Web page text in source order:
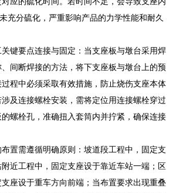
充分硫化，严重影响产品的力学性能和耐久
键要点连接与固定：当支座板与墩台采用焊
间断焊接的方法，将下支座板与墩台上的预
程中必须采取有效措施，防止烧伤支座本体
及连接螺栓安装，需将定位用连接螺栓穿过
螺栓孔，准确扭入套筒内并拧紧，确保连接
置需遵循明确原则：坡道段工程中，固定支
近工程中，固定支座设于靠近车站一端；区
座设于重车方向前端；当布置要求出现重叠